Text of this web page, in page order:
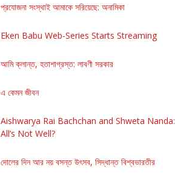
প্রযোজনা সংস্থাই আমাকে সরিয়েছে: অনামিকা
Eken Babu Web-Series Starts Streaming
আমি ক্লান্ত, হতাশাগ্রস্ত: লাবণী সরকার
এ কেমন জীবন
Aishwarya Rai Bachchan and Shweta Nanda:
All’s Not Well?
দোলের দিন আর নয় বসন্ত উৎসব, সিদ্ধান্ত বিশ্বভারতীর